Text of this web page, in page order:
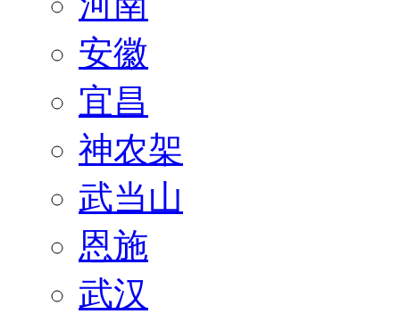
安徽
宜昌
神农架
武当山
恩施
武汉